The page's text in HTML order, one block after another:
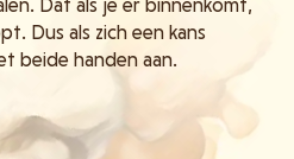
Dat als je er binnenkomt,
Dus als zich een kans
beide handen aan.